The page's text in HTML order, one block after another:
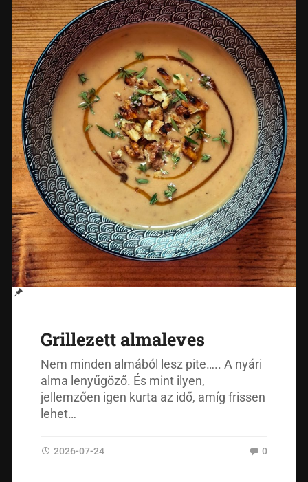
Grillezett almaleves
Nem minden almából lesz pite….. A nyári
alma lenyűgöző. És mint ilyen,
jellemzően igen kurta az idő, amíg frissen
lehet…
2026-07-24 0